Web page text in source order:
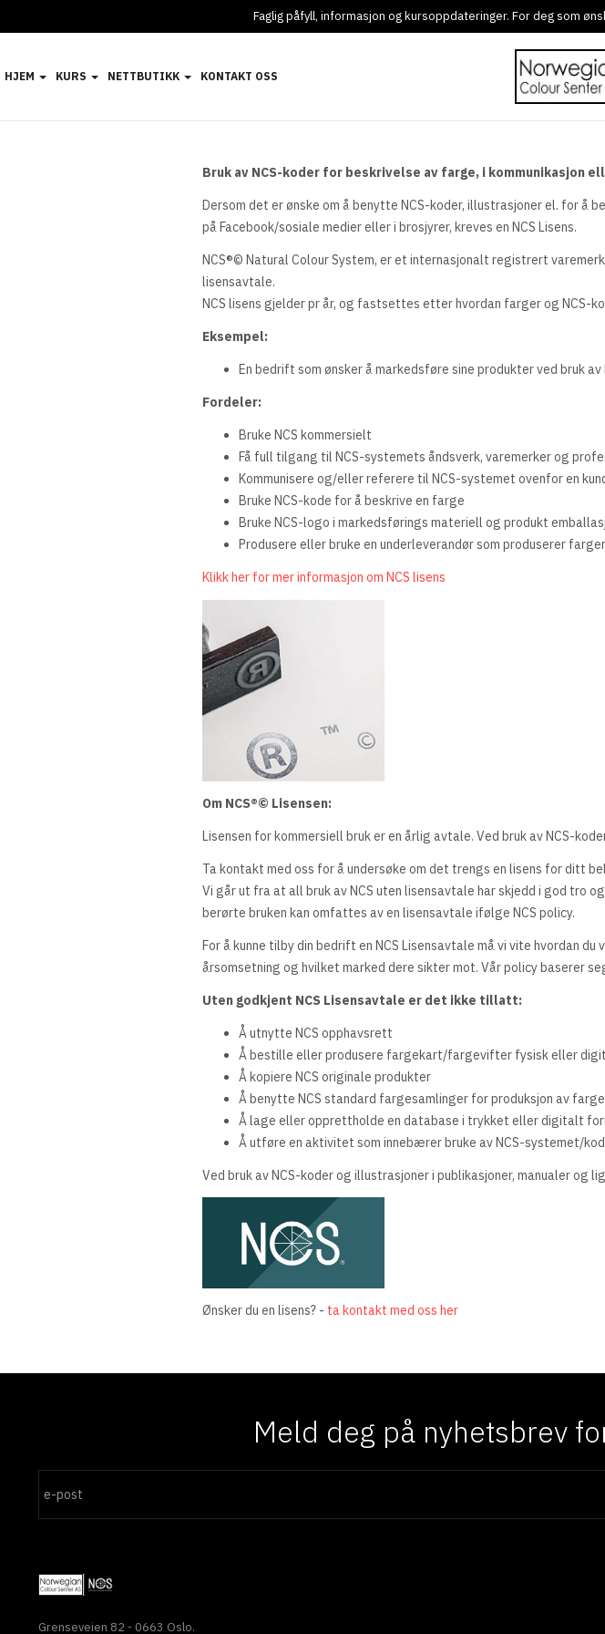
Faglig påfyll, informasjon og kursoppdateringer. For deg som
HJEM KURS NETTBUTIKK KONTAKT OSS
Bruk av NCS-koder for beskrivelse av farge, i
Dersom det er ønske om å benytte NCS-koder, illustrasjoner el. for å
på Facebook/sosiale medier eller i brosjyrer, kreves en NCS Lisens.
NCS®© Natural Colour System, er et internasjonalt registrert
lisensavtale.
NCS lisens gjelder pr år, og fastsettes etter hvordan farger og NCS-
Eksempel:
En bedrift som ønsker å markedsføre sine produkter ved bruk
Fordeler:
Bruke NCS kommersielt
Få full tilgang til NCS-systemets åndsverk, varemerker og
Kommunisere og/eller referere til NCS-systemet ovenfor en
Bruke NCS-kode for å beskrive en farge
Bruke NCS-logo i markedsførings materiell og produkt
Produsere eller bruke en underleverandør som produserer farger
Klikk her for mer informasjon om NCS lisens
Om NCS®© Lisensen:
Lisensen for kommersiell bruk er en årlig avtale. Ved bruk av NCS-
Ta kontakt med oss for å undersøke om det trengs en lisens for ditt
Vi går ut fra at all bruk av NCS uten lisensavtale har skjedd i god tro
berørte bruken kan omfattes av en lisensavtale ifølge NCS policy.
For å kunne tilby din bedrift en NCS Lisensavtale må vi vite hvordan
årsomsetning og hvilket marked dere sikter mot. Vår policy baserer
Uten godkjent NCS Lisensavtale er det ikke tillatt:
Å utnytte NCS opphavsrett
Å bestille eller produsere fargekart/fargevifter fysisk eller
Å kopiere NCS originale produkter
Å benytte NCS standard fargesamlinger for produksjon av
Å lage eller opprettholde en database i trykket eller digitalt
Å utføre en aktivitet som innebærer bruke av NCS-systemet/
Ved bruk av NCS-koder og illustrasjoner i publikasjoner, manualer og
Ønsker du en lisens? - ta kontakt med oss her
Meld deg på nyhetsbrev
Grenseveien 82 - 0663 Oslo.